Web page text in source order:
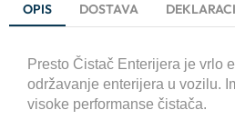
OPIS DOSTAVA
Presto Čistač Enterijera je vrlo
održavanje enterijera u vozilu.
visoke performanse čistača.